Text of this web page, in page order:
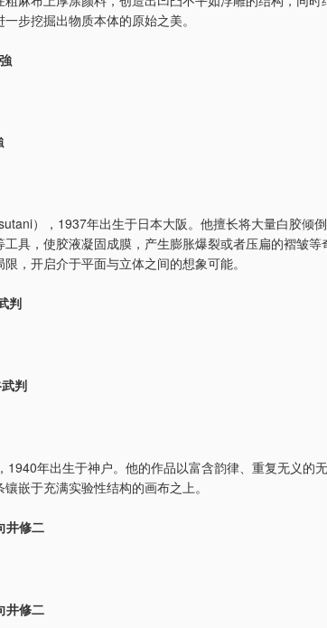
步挖掘出物质本体的原始之美。
），1937年出生于日本大阪。他擅长将大量白胶倾
具，使胶液凝固成膜，产生膨胀爆裂或者压扁的褶皱等
，开启介于平面与立体之间的想象可能。
判
判
1940年出生于神户。他的作品以富含韵律、重复无义的
嵌于充满实验性结构的画布之上。
井修二
井修二